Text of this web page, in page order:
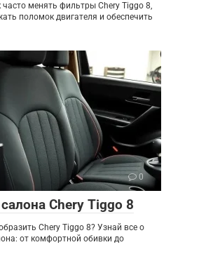
часто менять фильтры Chery Tiggo 8,
поломок двигателя и обеспечить
0
Chery Tiggo 8
Chery Tiggo 8? Узнай все о
от комфортной обивки до